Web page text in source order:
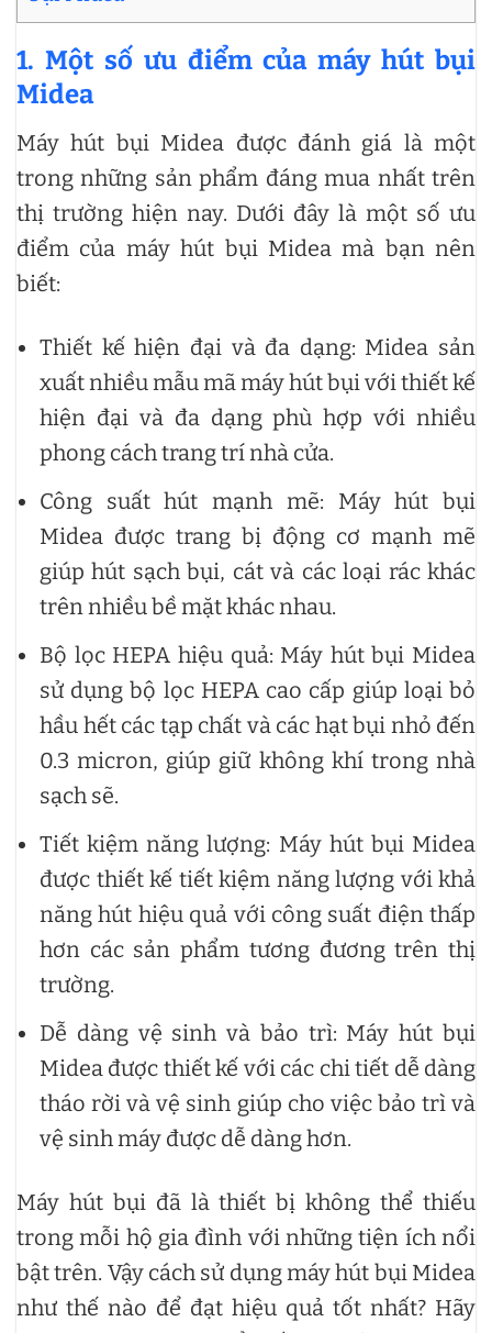
1. Một số ưu điểm của máy hút bụi
Midea
Máy hút bụi Midea được đánh giá là một
trong những sản phẩm đáng mua nhất trên
thị trường hiện nay. Dưới đây là một số ưu
điểm của máy hút bụi Midea mà bạn nên
biết:
Thiết kế hiện đại và đa dạng: Midea sản
xuất nhiều mẫu mã máy hút bụi với thiết kế
hiện đại và đa dạng phù hợp với nhiều
phong cách trang trí nhà cửa.
Công suất hút mạnh mẽ: Máy hút bụi
Midea được trang bị động cơ mạnh mẽ
giúp hút sạch bụi, cát và các loại rác khác
trên nhiều bề mặt khác nhau.
Bộ lọc HEPA hiệu quả: Máy hút bụi Midea
sử dụng bộ lọc HEPA cao cấp giúp loại bỏ
hầu hết các tạp chất và các hạt bụi nhỏ đến
0.3 micron, giúp giữ không khí trong nhà
sạch sẽ.
Tiết kiệm năng lượng: Máy hút bụi Midea
được thiết kế tiết kiệm năng lượng với khả
năng hút hiệu quả với công suất điện thấp
hơn các sản phẩm tương đương trên thị
trường.
Dễ dàng vệ sinh và bảo trì: Máy hút bụi
Midea được thiết kế với các chi tiết dễ dàng
tháo rời và vệ sinh giúp cho việc bảo trì và
vệ sinh máy được dễ dàng hơn.
Máy hút bụi đã là thiết bị không thể thiếu
trong mỗi hộ gia đình với những tiện ích nổi
bật trên. Vậy cách sử dụng máy hút bụi Midea
như thế nào để đạt hiệu quả tốt nhất? Hãy